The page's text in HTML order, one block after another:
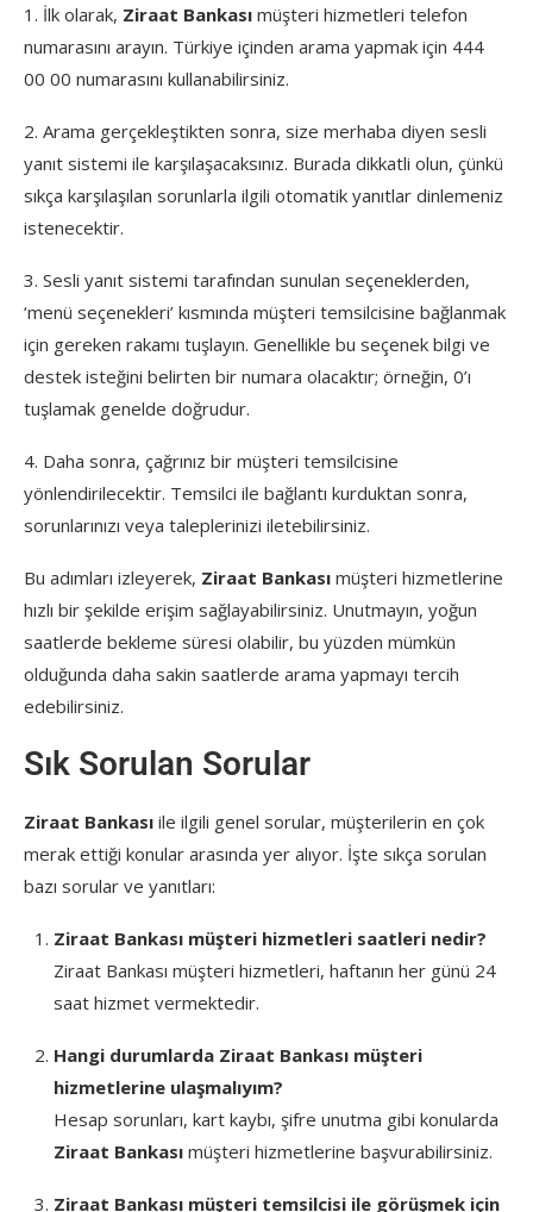
1. İlk olarak, Ziraat Bankası müşteri hizmetleri telefon
numarasını arayın. Türkiye içinden arama yapmak için 444
00 00 numarasını kullanabilirsiniz.
2. Arama gerçekleştikten sonra, size merhaba diyen sesli
yanıt sistemi ile karşılaşacaksınız. Burada dikkatli olun, çünkü
sıkça karşılaşılan sorunlarla ilgili otomatik yanıtlar dinlemeniz
istenecektir.
3. Sesli yanıt sistemi tarafından sunulan seçeneklerden,
‘menü seçenekleri’ kısmında müşteri temsilcisine bağlanmak
için gereken rakamı tuşlayın. Genellikle bu seçenek bilgi ve
destek isteğini belirten bir numara olacaktır; örneğin, 0’ı
tuşlamak genelde doğrudur.
4. Daha sonra, çağrınız bir müşteri temsilcisine
yönlendirilecektir. Temsilci ile bağlantı kurduktan sonra,
sorunlarınızı veya taleplerinizi iletebilirsiniz.
Bu adımları izleyerek, Ziraat Bankası müşteri hizmetlerine
hızlı bir şekilde erişim sağlayabilirsiniz. Unutmayın, yoğun
saatlerde bekleme süresi olabilir, bu yüzden mümkün
olduğunda daha sakin saatlerde arama yapmayı tercih
edebilirsiniz.
Sık Sorulan Sorular
Ziraat Bankası ile ilgili genel sorular, müşterilerin en çok
merak ettiği konular arasında yer alıyor. İşte sıkça sorulan
bazı sorular ve yanıtları:
Ziraat Bankası müşteri hizmetleri saatleri nedir?
Ziraat Bankası müşteri hizmetleri, haftanın her günü 24
saat hizmet vermektedir.
Hangi durumlarda Ziraat Bankası müşteri
hizmetlerine ulaşmalıyım?
Hesap sorunları, kart kaybı, şifre unutma gibi konularda
Ziraat Bankası müşteri hizmetlerine başvurabilirsiniz.
Ziraat Bankası müşteri temsilcisi ile görüşmek için